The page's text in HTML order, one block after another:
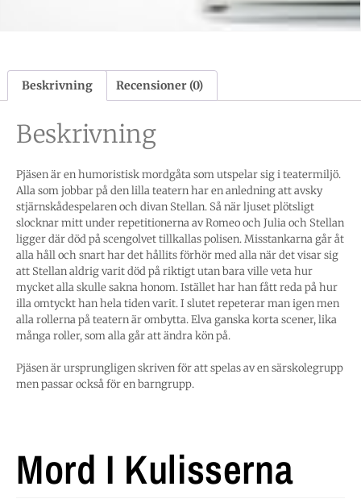
Beskrivning Recensioner (0)
Beskrivning
Pjäsen är en humoristisk mordgåta som utspelar sig i teatermiljö.
Alla som jobbar på den lilla teatern har en anledning att avsky
stjärnskådespelaren och divan Stellan. Så när ljuset plötsligt
slocknar mitt under repetitionerna av Romeo och Julia och Stellan
ligger där död på scengolvet tillkallas polisen. Misstankarna går åt
alla håll och snart har det hållits förhör med alla när det visar sig
att Stellan aldrig varit död på riktigt utan bara ville veta hur
mycket alla skulle sakna honom. Istället har han fått reda på hur
illa omtyckt han hela tiden varit. I slutet repeterar man igen men
alla rollerna på teatern är ombytta. Elva ganska korta scener, lika
många roller, som alla går att ändra kön på.
Pjäsen är ursprungligen skriven för att spelas av en särskolegrupp
men passar också för en barngrupp.
Mord I Kulisserna